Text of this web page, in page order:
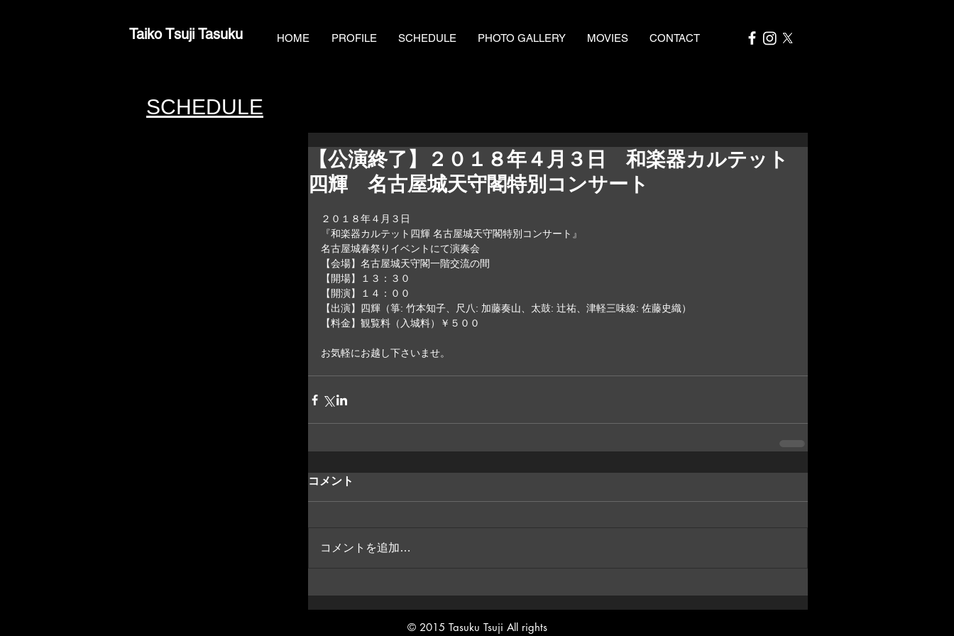
Taiko Tsuji Tasuku HOME PROFILE SCHEDULE PHOTO GALLERY MOVIES CONTACT
SCHEDULE
【公演終了】２０１８年４月３日 和楽器カルテット
四輝 名古屋城天守閣特別コンサート
２０１８年４月３日
『和楽器カルテット四輝 名古屋城天守閣特別コンサート』
名古屋城春祭りイベントにて演奏会
【会場】名古屋城天守閣一階交流の間
【開場】１３：３０
【開演】１４：００
【出演】四輝（箏: 竹本知子、尺八: 加藤奏山、太鼓: 辻祐、津軽三味線: 佐藤史織）
【料金】観覧料（入城料）￥５００
お気軽にお越し下さいませ。
コメント
コメントを追加…
© 2015 Tasuku Tsuji All rights